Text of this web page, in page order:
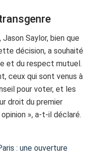
Saylor, bien que
décision, a souhaité
et du respect mutuel.
ceux qui sont venus à
pour voter, et les
droit du premier
», a-t-il déclaré.
: une ouverture